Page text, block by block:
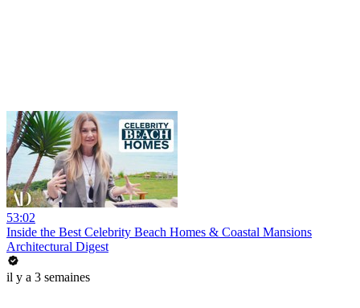
53:02
Inside the Best Celebrity Beach Homes & Coastal Mansions
Architectural Digest
il y a 3 semaines